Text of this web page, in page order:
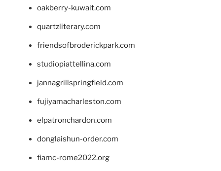
oakberry-kuwait.com
quartzliterary.com
friendsofbroderickpark.com
studiopiattellina.com
jannagrillspringfield.com
fujiyamacharleston.com
elpatronchardon.com
donglaishun-order.com
fiamc-rome2022.org